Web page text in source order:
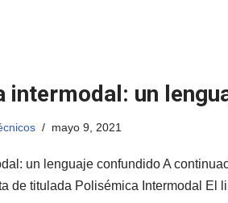
intermodal: un
mayo 9, 2021
un lenguaje confundido A
de titulada Polisémica Intermodal El